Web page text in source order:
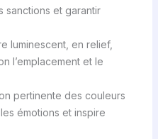
sanctions et garantir
luminescent, en relief,
l’emplacement et le
pertinente des couleurs
émotions et inspire